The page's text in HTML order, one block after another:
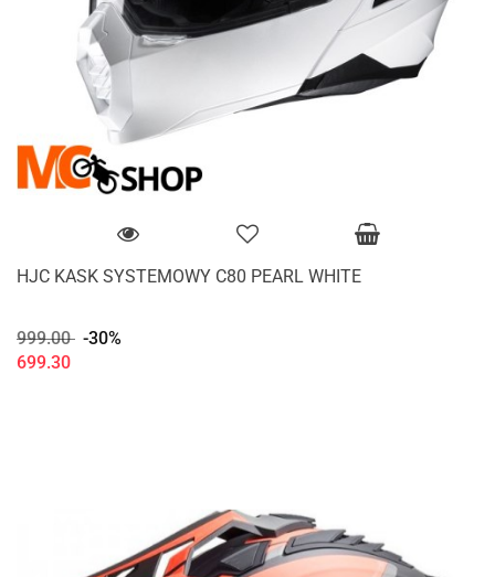
HJC KASK SYSTEMOWY C80 PEARL WHITE
999.00 -30%
699.30